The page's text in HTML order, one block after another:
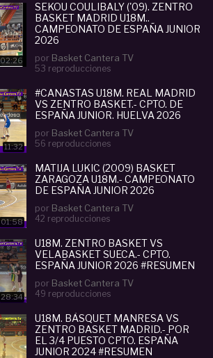
02:26
SEKOU COULIBALY ('09). ZENTRO
BASKET MADRID U18M..
CAMPEONATO DE ESPAÑA JUNIOR
2026
por Basket Cantera TV
53 reproducciones
11:32
#CANASTAS U18M. REAL MADRID
VS ZENTRO BASKET.- CPTO. DE
ESPAÑA JUNIOR. HUELVA 2026
por Basket Cantera TV
56 reproducciones
01:58
MATIJA LUKIC (2009) BASKET
ZARAGOZA U18M.- CAMPEONATO
DE ESPAÑA JUNIOR 2026
por Basket Cantera TV
42 reproducciones
28:34
U18M. ZENTRO BASKET VS
VELABASKET SUECA.- CPTO.
ESPAÑA JUNIOR 2026 #RESUMEN
por Basket Cantera TV
49 reproducciones
U18M. BÀSQUET MANRESA VS
ZENTRO BASKET MADRID.- POR
EL 3/4 PUESTO CPTO. ESPAÑA
JUNIOR 2024 #RESUMEN